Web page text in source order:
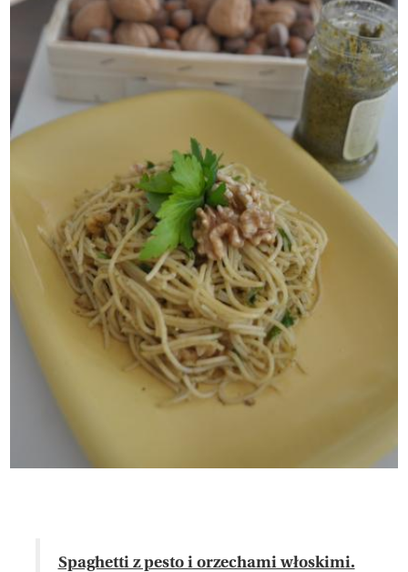
Spaghetti z pesto i orzechami włoskimi.